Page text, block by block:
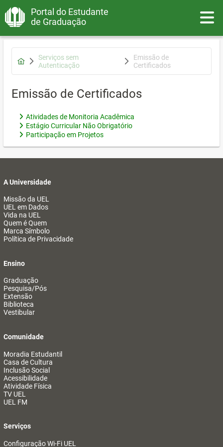
Portal do Estudante
de Graduação
Serviços sem
Autenticação
Emissão de
Certificados
Emissão de Certificados
Atividades de Monitoria Acadêmica
Estágio Curricular Não Obrigatório
Participação em Projetos
A Universidade
Missão da UEL
UEL em Dados
Vida na UEL
Quem é Quem
Marca Símbolo
Política de Privacidade
Ensino
Graduação
Pesquisa/Pós
Extensão
Biblioteca
Vestibular
Comunidade
Moradia Estudantil
Casa de Cultura
Inclusão Social
Acessibilidade
Atividade Física
TV UEL
UEL FM
Serviços
Configuração Wi-Fi UEL